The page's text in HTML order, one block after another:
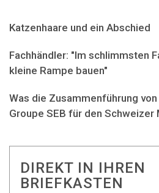
Katzenhaare und ein Abschied
Fachhändler: "Im schlimmsten
kleine Rampe bauen"
Was die Zusammenführung von
Groupe SEB für den
DIREKT IN IHREN
BRIEFKASTEN